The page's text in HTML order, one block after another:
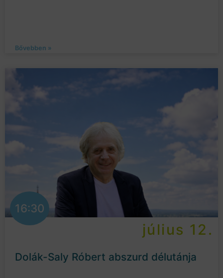
Bővebben »
16:30
július 12.
Dolák-Saly Róbert abszurd délutánja